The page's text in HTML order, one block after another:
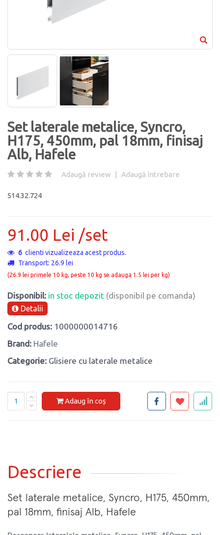
Set laterale metalice, Syncro,
H175, 450mm, pal 18mm, finisaj
Alb, Hafele
Adaugă review | Adaugă întrebare
514.32.724
91.00 Lei /set
6 clienti vizualizeaza acest produs.
Transport: 26.9 lei
(26.9 lei primele 10 kg, peste 10 kg se adauga 1.5 lei per kg)
Disponibil: in stoc depozit (disponibil pe comanda)
Detalii
Cod produs: 1000000014716
Brand: Hafele
Categorie: Glisiere cu laterale metalice
Adaug în coș
Descriere
Set laterale metalice, Syncro, H175, 450mm,
pal 18mm, finisaj Alb, Hafele